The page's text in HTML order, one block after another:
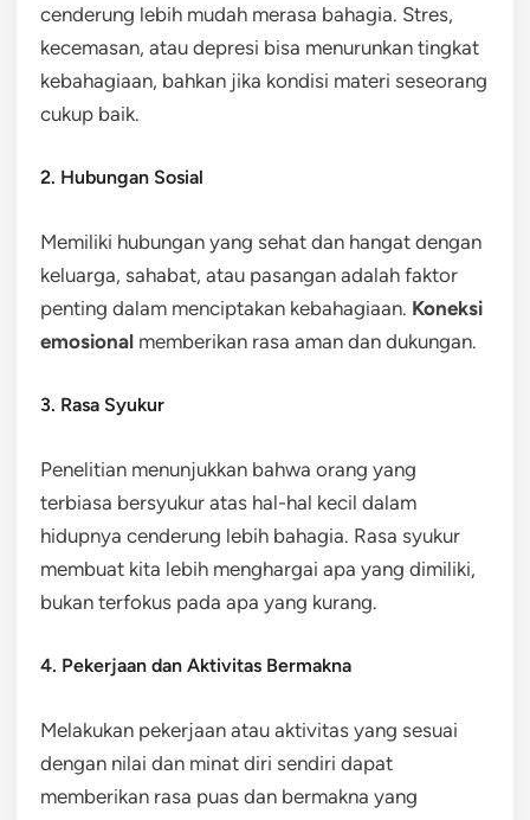
cenderung lebih mudah merasa bahagia. Stres,
kecemasan, atau depresi bisa menurunkan tingkat
kebahagiaan, bahkan jika kondisi materi seseorang
cukup baik.
2. Hubungan Sosial
Memiliki hubungan yang sehat dan hangat dengan
keluarga, sahabat, atau pasangan adalah faktor
penting dalam menciptakan kebahagiaan. Koneksi
emosional memberikan rasa aman dan dukungan.
3. Rasa Syukur
Penelitian menunjukkan bahwa orang yang
terbiasa bersyukur atas hal-hal kecil dalam
hidupnya cenderung lebih bahagia. Rasa syukur
membuat kita lebih menghargai apa yang dimiliki,
bukan terfokus pada apa yang kurang.
4. Pekerjaan dan Aktivitas Bermakna
Melakukan pekerjaan atau aktivitas yang sesuai
dengan nilai dan minat diri sendiri dapat
memberikan rasa puas dan bermakna yang